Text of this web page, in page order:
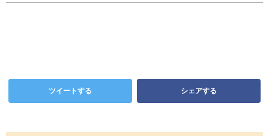
ツイートする シェアする